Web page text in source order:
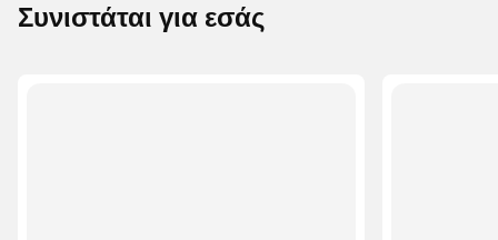
Συνιστάται για εσάς